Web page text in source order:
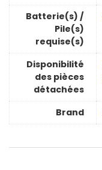
Batterie(s) /
Pile(s)
requise(s)
Disponibilité
des pièces
détachées
Brand